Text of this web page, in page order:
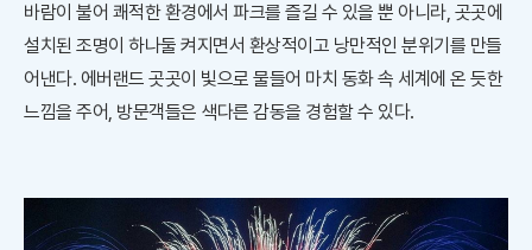
바람이 불어 쾌적한 환경에서 파크를 즐길 수 있을 뿐 아니라, 곳곳에
설치된 조명이 하나둘 켜지면서 환상적이고 낭만적인 분위기를 만들
어낸다. 에버랜드 곳곳이 빛으로 물들어 마치 동화 속 세계에 온 듯한
느낌을 주어, 방문객들은 색다른 감동을 경험할 수 있다.